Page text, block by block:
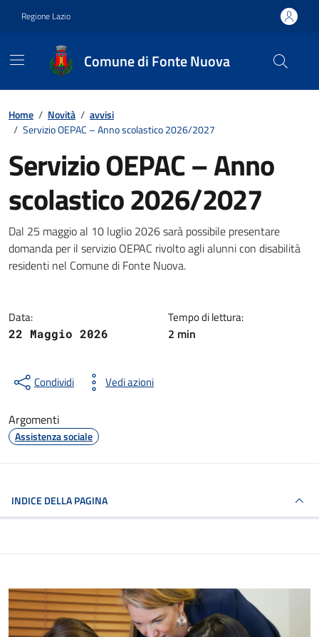
Regione Lazio
Comune di Fonte Nuova
Contenuti in evidenza
Home / Novità / avvisi
/ Servizio OEPAC – Anno scolastico 2026/2027
Servizio OEPAC – Anno
scolastico 2026/2027
Dettagli della notizia
Dal 25 maggio al 10 luglio 2026 sarà possibile presentare
domanda per il servizio OEPAC rivolto agli alunni con disabilità
residenti nel Comune di Fonte Nuova.
Data:
22 Maggio 2026
Tempo di lettura:
2 min
Condividi Vedi azioni
Argomenti
Assistenza sociale
INDICE DELLA PAGINA